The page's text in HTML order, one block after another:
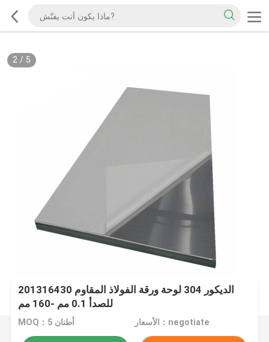
2/ 5
201316430 الديكور 304 لوحة ورقة الفولاذ المقاوم
للصدأ 0.1 مم -160 مم
MOQ：5 أطنان الأسعار：negotiate